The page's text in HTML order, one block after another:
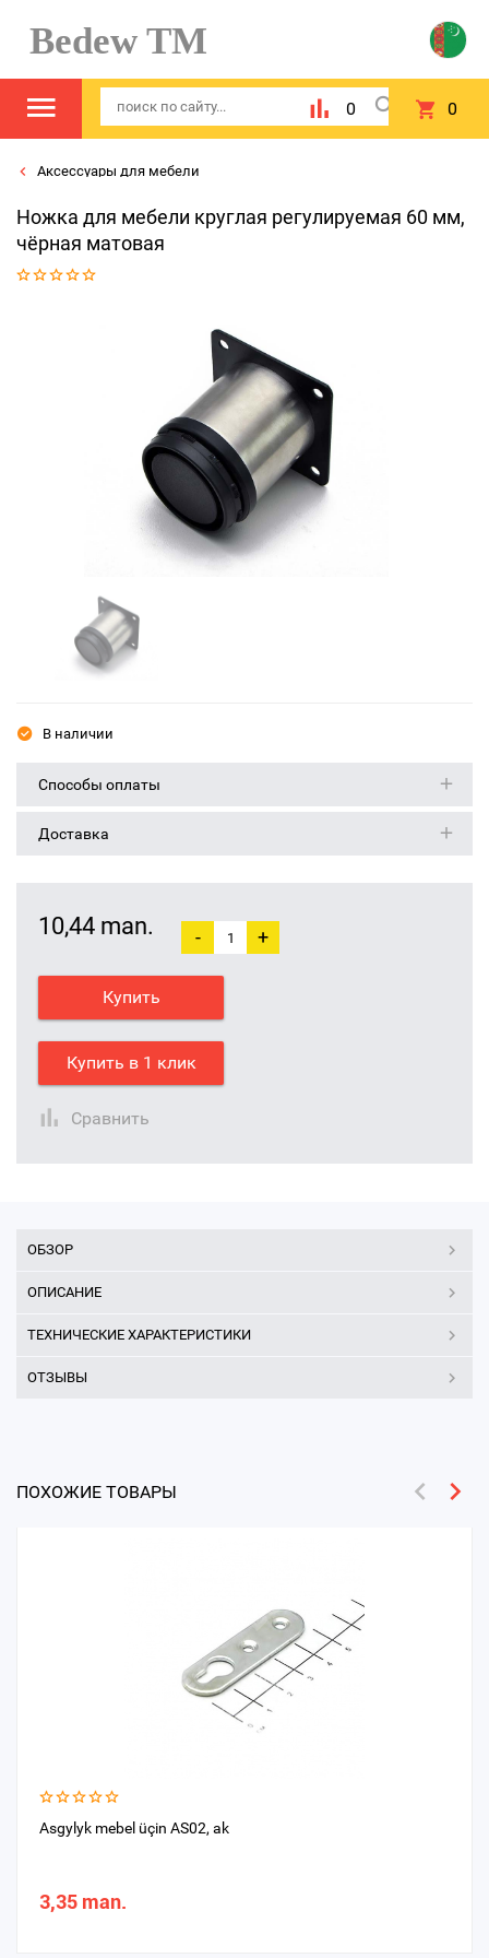
Bedew TM
0 0
Аксессуары для мебели
Ножка для мебели круглая регулируемая 60 мм,
чёрная матовая
В наличии
Способы оплаты
Доставка
10,44 man. - +
Купить
Купить в 1 клик
Сравнить
ОБЗОР
ОПИСАНИЕ
ТЕХНИЧЕСКИЕ ХАРАКТЕРИСТИКИ
ОТЗЫВЫ
ПОХОЖИЕ ТОВАРЫ
Asgylyk mebel üçin AS02, ak
3,35 man.